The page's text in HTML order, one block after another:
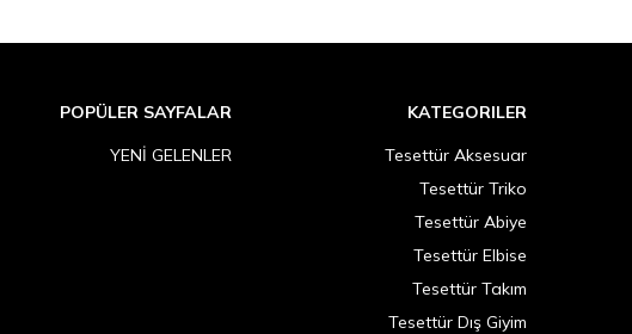
KATEGORILER
Tesettür Aksesuar
Tesettür Triko
Tesettür Abiye
Tesettür Elbise
Tesettür Takım
Tesettür Dış Giyim
POPÜLER SAYFALAR
YENİ GELENLER